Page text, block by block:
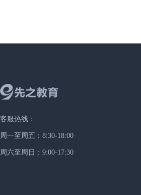
客服热线：
周一至周五：8:30-18:00
周六至周日：9:00-17:30